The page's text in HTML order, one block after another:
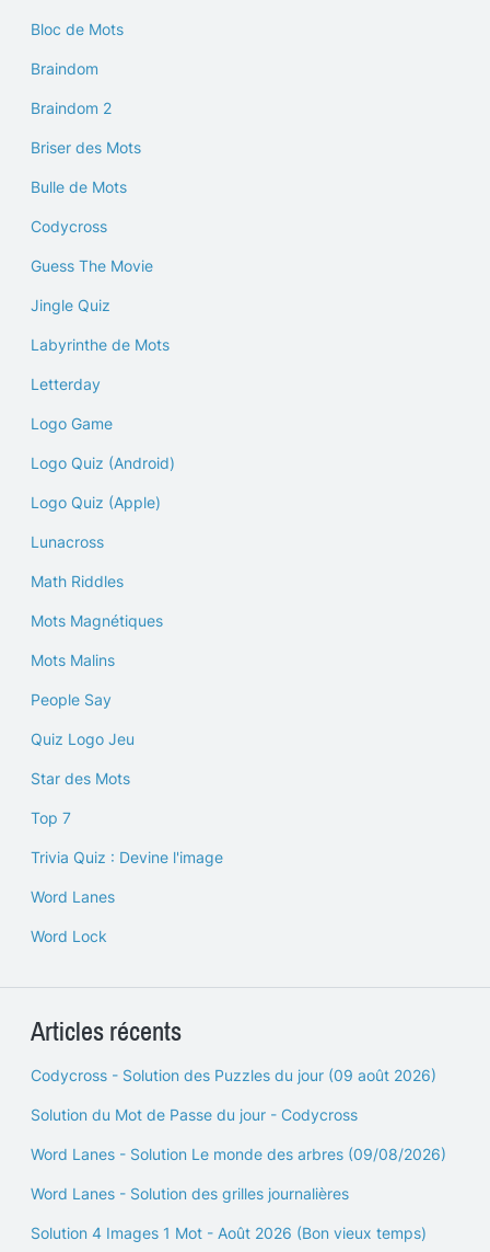
Bloc de Mots
Braindom
Braindom 2
Briser des Mots
Bulle de Mots
Codycross
Guess The Movie
Jingle Quiz
Labyrinthe de Mots
Letterday
Logo Game
Logo Quiz (Android)
Logo Quiz (Apple)
Lunacross
Math Riddles
Mots Magnétiques
Mots Malins
People Say
Quiz Logo Jeu
Star des Mots
Top 7
Trivia Quiz : Devine l'image
Word Lanes
Word Lock
Articles récents
Codycross - Solution des Puzzles du jour (09 août 2026)
Solution du Mot de Passe du jour - Codycross
Word Lanes - Solution Le monde des arbres (09/08/2026)
Word Lanes - Solution des grilles journalières
Solution 4 Images 1 Mot - Août 2026 (Bon vieux temps)